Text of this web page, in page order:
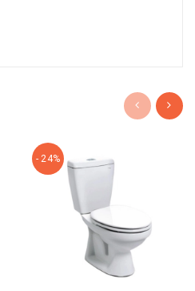
- 24%